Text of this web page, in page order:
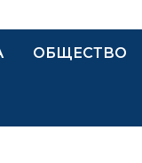
ОБЩЕСТВО